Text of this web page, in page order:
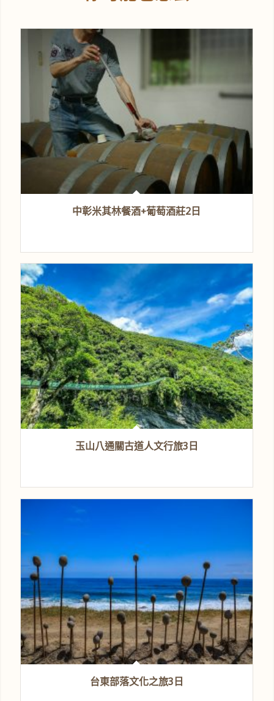
中彰米其林餐酒+葡萄酒莊2日
玉山八通關古道人文行旅3日
台東部落文化之旅3日